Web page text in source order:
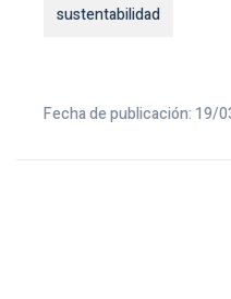
sustentabilidad
Fecha de publicación: 19/